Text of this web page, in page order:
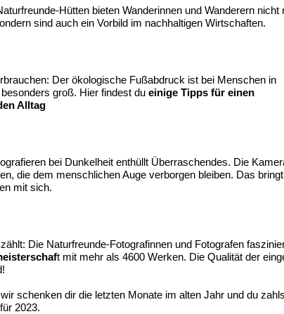
Hütten bieten Wanderinnen und Wanderern nicht
sind auch ein Vorbild im nachhaltigen Wirtschaften.
Der ökologische Fußabdruck ist bei Menschen in
groß. Hier findest du einige Tipps für einen
Alltag
bei Dunkelheit enthüllt Überraschendes. Die
die dem menschlichen Auge verborgen bleiben. Das
mit sich.
Die Naturfreunde-Fotografinnen und Fotografen
t mit mehr als 4600 Werken. Die Qualität der
wir schenken dir die letzten Monate im alten Jahr und du
2023.